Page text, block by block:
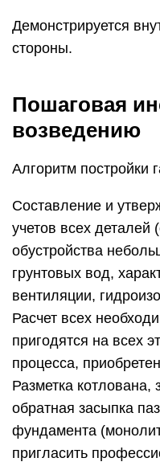
Демонстрируется
стороны.
Пошаговая
возведению
Алгоритм постройки
Составление и
учетов всех
обустройства
грунтовых вод,
вентиляции,
Расчет всех
пригодятся на всех
процесса,
Разметка
обратная засыпка
фундамента
пригласить